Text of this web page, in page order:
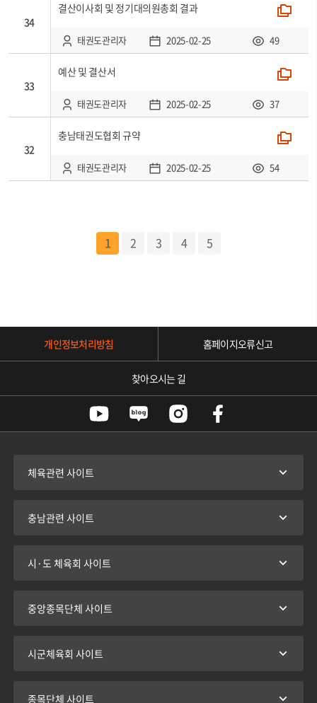
34
결산이사회 및 정기대의원총회 결과
태권도관리자 2025-02-25 49
33
예산 및 결산서
태권도관리자 2025-02-25 37
32
충남태권도협회 규약
태권도관리자 2025-02-25 54
1 2 3 4 5
개인정보처리방침 홈페이지오류신고
찾아오시는 길
체육관련 사이트
충남관련 사이트
시·도 체육회 사이트
중앙종목단체 사이트
시군체육회 사이트
종목단체 사이트